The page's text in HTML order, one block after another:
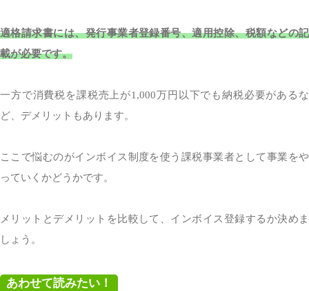
適格請求書には、発行事業者登録番号、適用控除、税額などの記
載が必要です。
一方で消費税を課税売上が1,000万円以下でも納税必要があるな
ど、デメリットもあります。
ここで悩むのがインボイス制度を使う課税事業者として事業をや
っていくかどうかです。
メリットとデメリットを比較して、インボイス登録するか決めま
しょう。
あわせて読みたい！